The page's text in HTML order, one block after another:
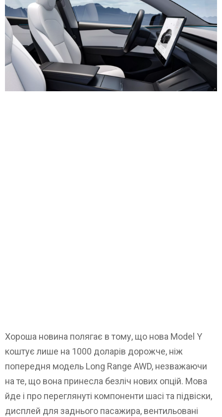
Хороша новина полягає в тому, що нова Model Y
коштує лише на 1000 доларів дорожче, ніж
попередня модель Long Range AWD, незважаючи
на те, що вона принесла безліч нових опцій. Мова
йде і про переглянуті компоненти шасі та підвіски,
дисплей для заднього пасажира, вентильовані